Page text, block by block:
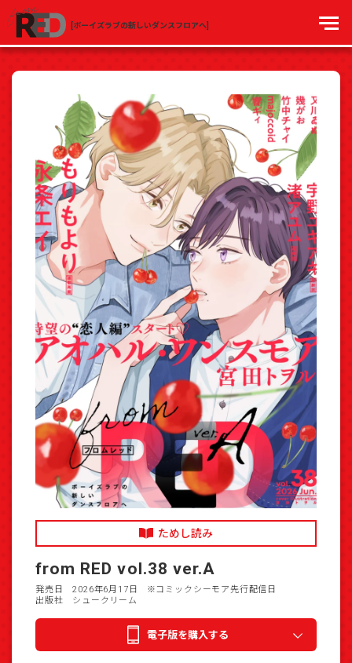
[ボーイズラブの新しいダンスフロアへ]
ためし読み
from RED vol.38 ver.A
発売日 2026年6月17日
※コミックシーモア先行配信日
出版社 シュークリーム
電子版を購入する